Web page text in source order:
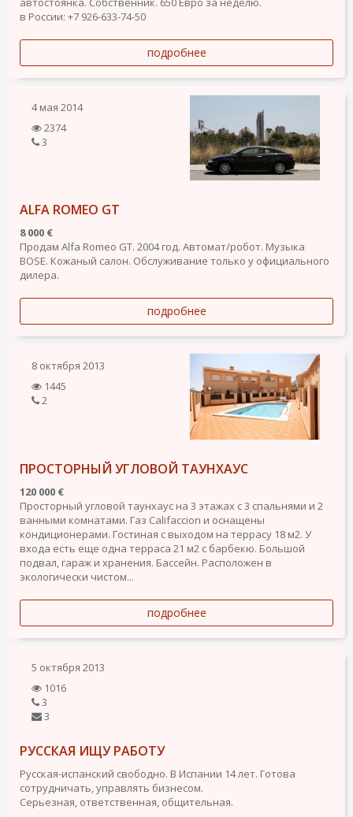
в России: +7 926-633-74-50
подробнее
4 мая 2014
2374
3
ALFA ROMEO GT
8 000 €
Продам Alfa Romeo GT. 2004 год. Автомат/робот. Музыка
BOSE. Кожаный салон. Обслуживание только у официального
дилера.
подробнее
8 октября 2013
1445
2
ПРОСТОРНЫЙ УГЛОВОЙ ТАУНХАУС
120 000 €
Просторный угловой таунхаус на 3 этажах с 3 спальнями и 2
ванными комнатами. Газ Califaccion и оснащены
кондиционерами. Гостиная с выходом на террасу 18 м2. У
входа есть еще одна терраса 21 м2 с барбекю. Большой
подвал, гараж и хранения. Бассейн. Расположен в
экологически чистом...
подробнее
5 октября 2013
1016
3
3
РУССКАЯ ИЩУ РАБОТУ
Русская-испанский свободно. В Испании 14 лет. Готова
сотрудничать, управлять бизнесом.
Серьезная, ответственная, общительная.